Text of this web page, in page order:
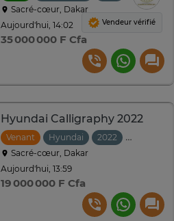
Sacré-cœur, Dakar
Aujourd'hui, 14:02
35 000 000 F Cfa
Vendeur vérifié
Hyundai Calligraphy 2022
Venant Hyundai 2022
Sacré-cœur, Dakar
Aujourd'hui, 13:59
19 000 000 F Cfa